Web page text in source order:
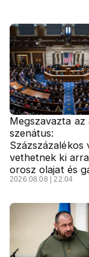
Megszavazta az
szenátus:
Százszázalékos
vethetnek ki
orosz olajat és
2026.08.08 | 22:04